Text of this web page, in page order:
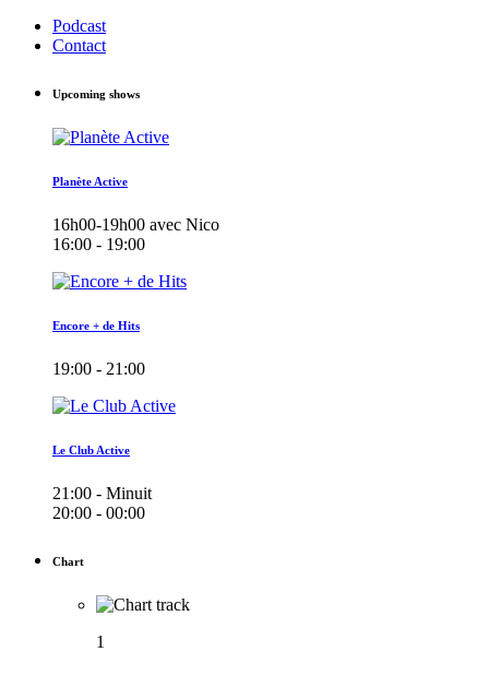
Podcast
Contact
Upcoming shows
Planète Active
16h00-19h00 avec Nico
16:00 - 19:00
Encore + de Hits
19:00 - 21:00
Le Club Active
21:00 - Minuit
20:00 - 00:00
Chart
1